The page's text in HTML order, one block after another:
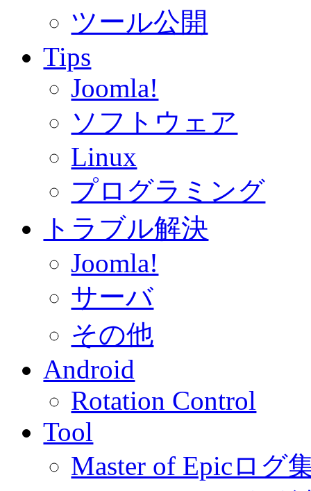
ツール公開
Tips
Joomla!
ソフトウェア
Linux
プログラミング
トラブル解決
Joomla!
サーバ
その他
Android
Rotation Control
Tool
Master of Epicログ